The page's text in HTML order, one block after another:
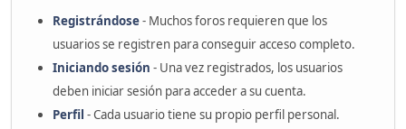
Registrándose- Muchos foros requieren que los
usuarios se registren para conseguir acceso completo.
Iniciando sesión - Una vez registrados, los usuarios
deben iniciar sesión para acceder a su cuenta.
Perfil - Cada usuario tiene su propio perfil personal.